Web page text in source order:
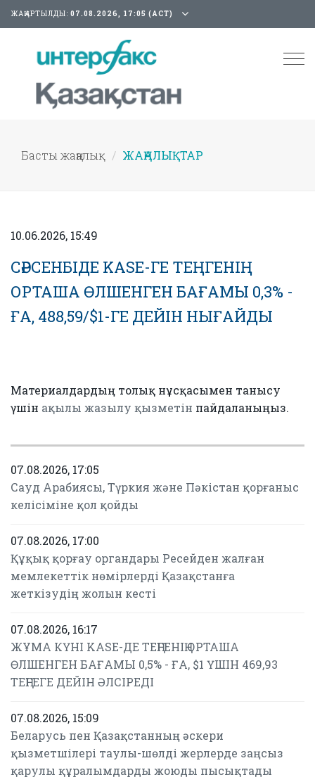
ЖАҢАРТЫЛДЫ: 07.08.2026, 17:05 (АСТ)
Басты жаңалық ЖАҢАЛЫҚТАР
10.06.2026, 15:49
СӘРСЕНБІДЕ KASE-ГЕ ТЕҢГЕНІҢ
ОРТАША ӨЛШЕНГЕН БАҒАМЫ 0,3% -
ҒА, 488,59/$1-ГЕ ДЕЙІН НЫҒАЙДЫ
Материалдардың толық нұсқасымен танысу
үшін ақылы жазылу қызметін пайдаланыңыз.
07.08.2026, 17:05
Сауд Арабиясы, Түркия және Пәкістан қорғаныс
келісіміне қол қойды
07.08.2026, 17:00
Құқық қорғау органдары Ресейден жалған
мемлекеттік нөмірлерді Қазақстанға
жеткізудің жолын кесті
07.08.2026, 16:17
ЖҰМА КҮНІ KASE-ДЕ ТЕҢГЕНІҢ ОРТАША
ӨЛШЕНГЕН БАҒАМЫ 0,5% - ҒА, $1 ҮШІН 469,93
ТЕҢГЕГЕ ДЕЙІН ӘЛСІРЕДІ
07.08.2026, 15:09
Беларусь пен Қазақстанның әскери
қызметшілері таулы-шөлді жерлерде заңсыз
қарулы құралымдарды жоюды пысықтады